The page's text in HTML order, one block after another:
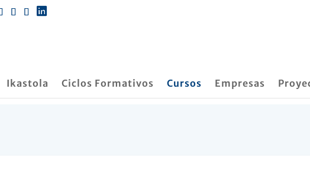
Ikastola Ciclos Formativos Cursos Empresas